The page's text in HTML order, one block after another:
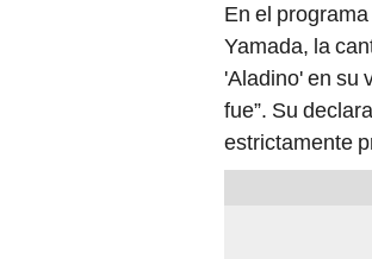
En el
Yamada, la
'Aladino' en su
fue”. Su
estrictamente